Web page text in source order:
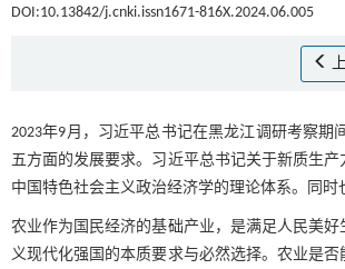
DOI:10.13842/j.cnki.issn1671-816X.2024.06.005
2023年9月，习近平总书记在黑龙江调研考察
五方面的发展要求。习近平总书记关于新质生
中国特色社会主义政治经济学的理论体系。同
农业作为国民经济的基础产业，是满足人民美
义现代化强国的本质要求与必然选择。农业是